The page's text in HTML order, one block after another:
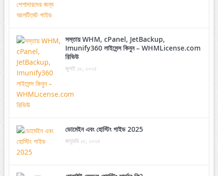
সস্তায় WHM, cPanel, JetBackup,
Imunify360 লাইসেন্স কিনুন – WHMLicense.com
রিভিউ
জুলাই ১৮, ২০২৫
ডোমেইন এবং হোস্টিং গাইড 2025
জানুয়ারি ১৮, ২০২৫